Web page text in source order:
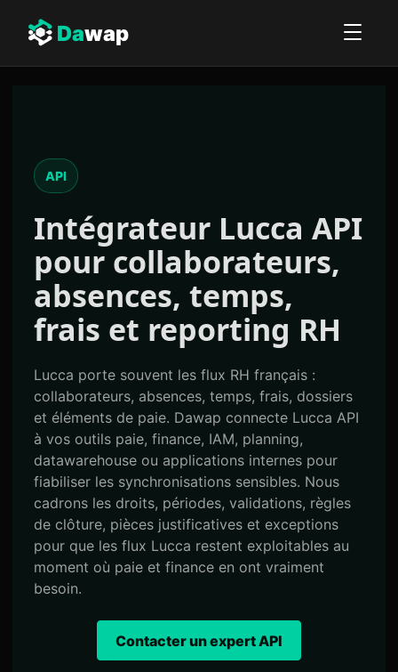
Dawap
API
Intégrateur Lucca API
pour collaborateurs,
absences, temps,
frais et reporting RH
Lucca porte souvent les flux RH français :
collaborateurs, absences, temps, frais, dossiers
et éléments de paie. Dawap connecte Lucca API
à vos outils paie, finance, IAM, planning,
datawarehouse ou applications internes pour
fiabiliser les synchronisations sensibles. Nous
cadrons les droits, périodes, validations, règles
de clôture, pièces justificatives et exceptions
pour que les flux Lucca restent exploitables au
moment où paie et finance en ont vraiment
besoin.
Contacter un expert API